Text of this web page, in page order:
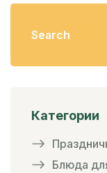
Категории
Блюда